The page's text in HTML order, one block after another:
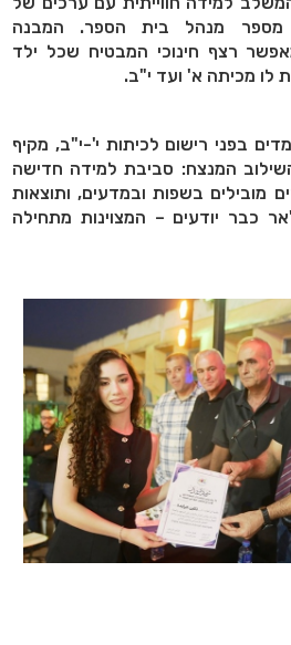
מנהל בית הספר. המבנה
רצף חינוכי המבטיח שכל ילד
מכיתה א' ועד י"ב.
בפני רישום לכיתות י'-י"ב, מקיף
המנצח: סביבת למידה חדישה
מובילים בשפות ובמדעים, ותוצאות
כבר יודעים – המצוינות מתחילה